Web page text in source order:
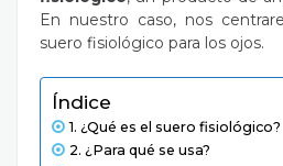
En nuestro caso, nos
suero fisiológico para los ojos.
Índice
¿Qué es el suero fisiológico?
¿Para qué se usa?